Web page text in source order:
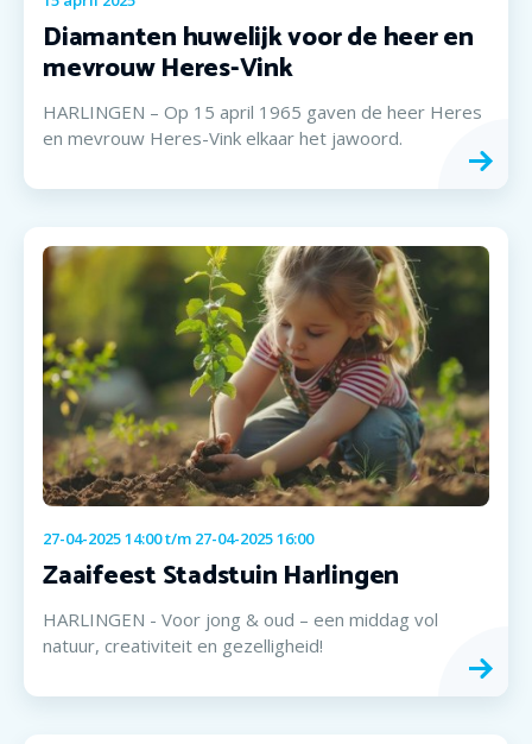
Diamanten huwelijk voor de heer en
mevrouw Heres-Vink
HARLINGEN – Op 15 april 1965 gaven de heer Heres
en mevrouw Heres-Vink elkaar het jawoord.
27-04-2025 14:00t/m 27-04-2025 16:00
Zaaifeest Stadstuin Harlingen
HARLINGEN - Voor jong & oud – een middag vol
natuur, creativiteit en gezelligheid!